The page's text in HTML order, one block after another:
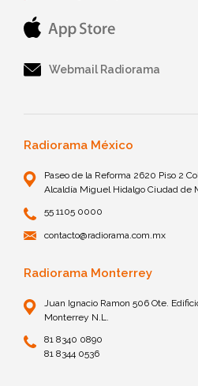
Webmail Radiorama
Radiorama México
Paseo de la Reforma 2620 Piso 2
Alcaldía Miguel Hidalgo Ciudad de
55 1105 0000
contacto@radiorama.com.mx
Radiorama Monterrey
Juan Ignacio Ramon 506 Ote.
Monterrey N.L.
81 8340 0890
81 8344 0536